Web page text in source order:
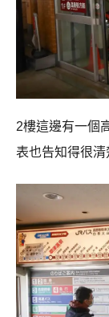
2樓這邊有一個
表也告知得很清